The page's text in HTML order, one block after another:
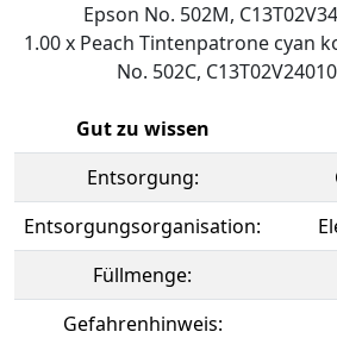
Epson No. 502M,
1.00 x Peach Tintenpatrone cyan
No. 502C,
Gut zu wissen
Entsorgung:
Entsorgungsorganisation:
Füllmenge:
Gefahrenhinweis: